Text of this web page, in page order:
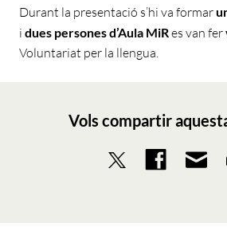
Durant la presentació s’hi va formar
i dues persones d’Aula MiRes van fer
Voluntariat per la llengua.
Vols compartir